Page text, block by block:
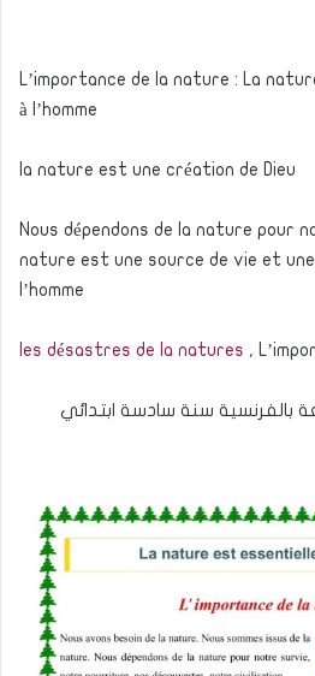
L’importance de la nature : La
à l’homme
la nature est une création de Dieu
Nous dépendons de la nature pour
nature est une source de vie et
l’homme
les désastres de la natures ,
بالفرنسية سنة سادسة ابتدائي